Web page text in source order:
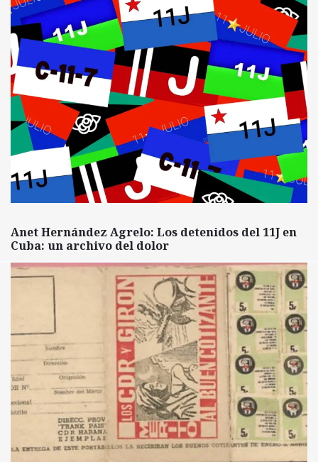
Anet Hernández Agrelo: Los detenidos del 11J en
Cuba: un archivo del dolor